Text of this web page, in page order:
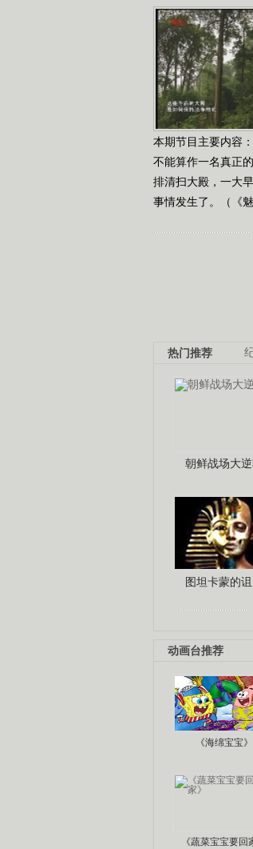
本期节目主要内容
不能算作一名真正
排清扫大殿，一大
事情发生了。（《
热门推荐
朝鲜战场大
图坦卡蒙的
动画台推荐
《海绵宝宝》
《蔬菜宝宝要回